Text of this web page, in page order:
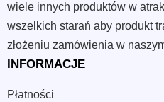
wiele innych produktów w
wszelkich starań aby produkt
złożeniu zamówienia w
INFORMACJE
Płatności